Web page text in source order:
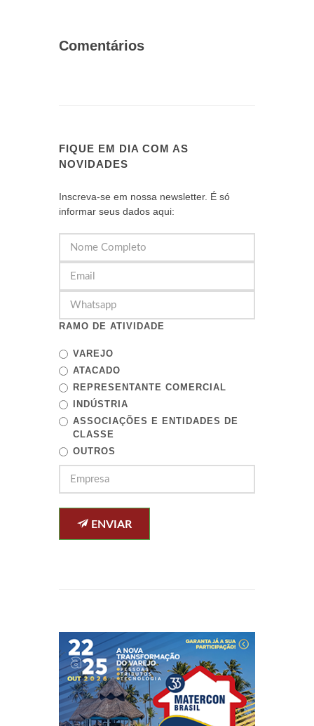
Comentários
FIQUE EM DIA COM AS
NOVIDADES
Inscreva-se em nossa newsletter. É só
informar seus dados aqui:
RAMO DE ATIVIDADE
VAREJO
ATACADO
REPRESENTANTE COMERCIAL
INDÚSTRIA
ASSOCIAÇÕES E ENTIDADES DE
CLASSE
OUTROS
ENVIAR